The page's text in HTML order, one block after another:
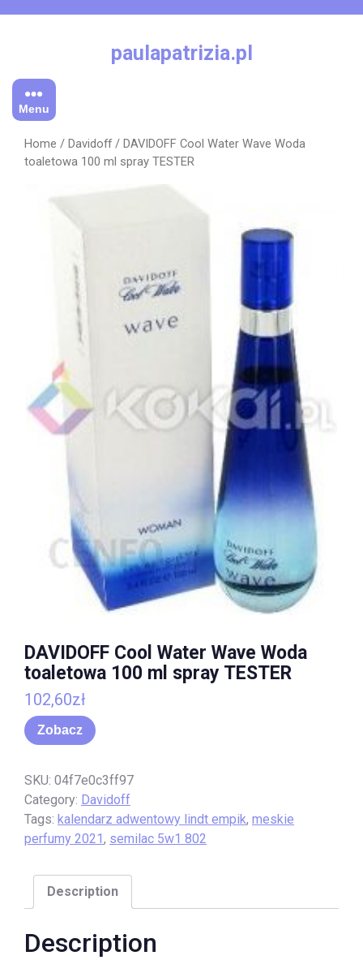
paulapatrizia.pl
Menu
Home / Davidoff/ DAVIDOFF Cool Water Wave Woda
toaletowa 100 ml spray TESTER
DAVIDOFF Cool Water Wave Woda
toaletowa 100 ml spray TESTER
102,60zł
Zobacz
SKU: 04f7e0c3ff97
Category: Davidoff
Tags: kalendarz adwentowy lindt empik, meskie
perfumy 2021, semilac 5w1 802
Description
Description